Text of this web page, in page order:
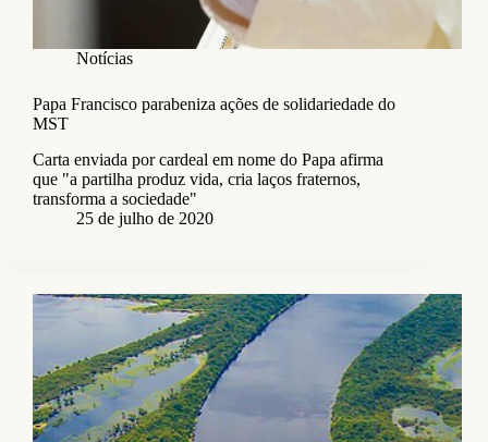
Notícias
Papa Francisco parabeniza ações de solidariedade do
MST
Carta enviada por cardeal em nome do Papa afirma
que "a partilha produz vida, cria laços fraternos,
transforma a sociedade"
25 de julho de 2020